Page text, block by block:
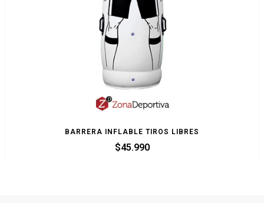
BARRERA INFLABLE TIROS LIBRES
$45.990